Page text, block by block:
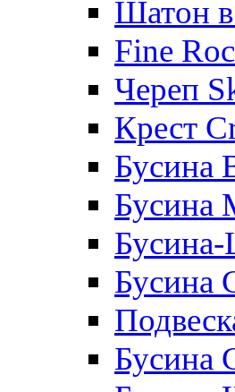
Шатон в
Fine
Череп
Крест
Бусина
Бусина
Бусина
Бусина